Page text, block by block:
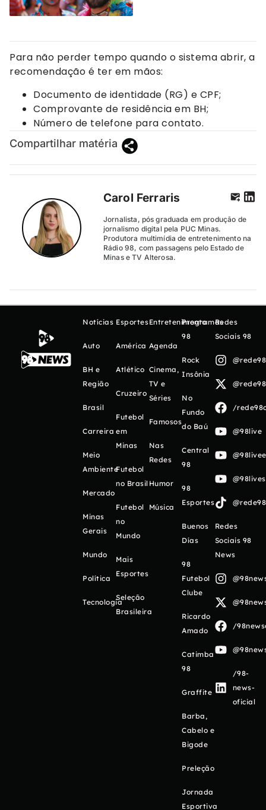
Para não perder tempo quando o sistema abrir, a
recomendação é ter em mãos:
Documento de identidade (RG) e CPF;
Comprovante de residência em BH;
Número de telefone para contato.
Compartilhar matéria
Carol Ferraris
Jornalista, pós graduada em produção de
jornalismo digital pela PUC Minas.
Produtora multimídia de entretenimento na
Rádio 98, com passagens pelo Estado de
Minas e TV Alterosa.
Notícias
Auto
BH e
Região
Brasil
Carreira
Meio
Ambiente
Mercado
Minas
Gerais
Mundo
Política
Tecnologia
Esportes
América
Atlético
Cruzeiro
Futebol
em
Minas
Futebol
no Brasil
Futebol
no
Mundo
Mais
Esportes
Seleção
Brasileira
Entretenimento
Agenda
Cinema,
TV e
Séries
Famosos
Nas
Redes
Humor
Música
Programas
98
Rock
Insônia
No
Fundo
do Baú
Central
98
98
Esportes
Buenos
Días
98
Futebol
Clube
Ricardo
Amado
Catimba
98
Graffite
Barba,
Cabelo e
Bigode
Preleção
Jornada
Esportiva
Redes
Sociais 98
/
@98live
Redes
Sociais 98
News
/
/98-
news-
oficial